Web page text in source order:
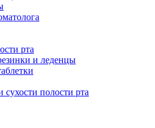
рта
и леденцы
полости рта